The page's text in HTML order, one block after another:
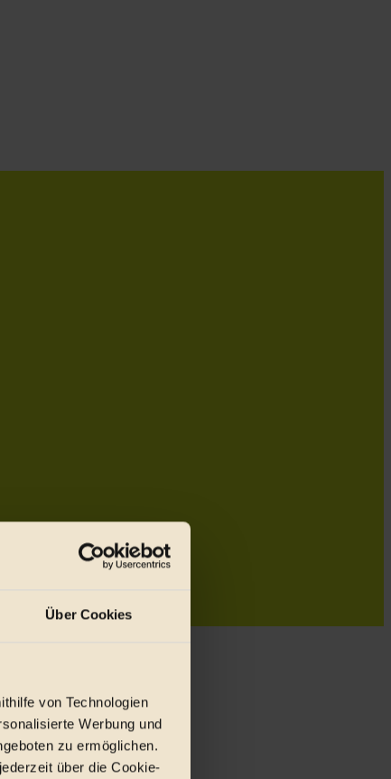
Über Cookies
von Technologien
Werbung und
zu ermöglichen.
über die Cookie-